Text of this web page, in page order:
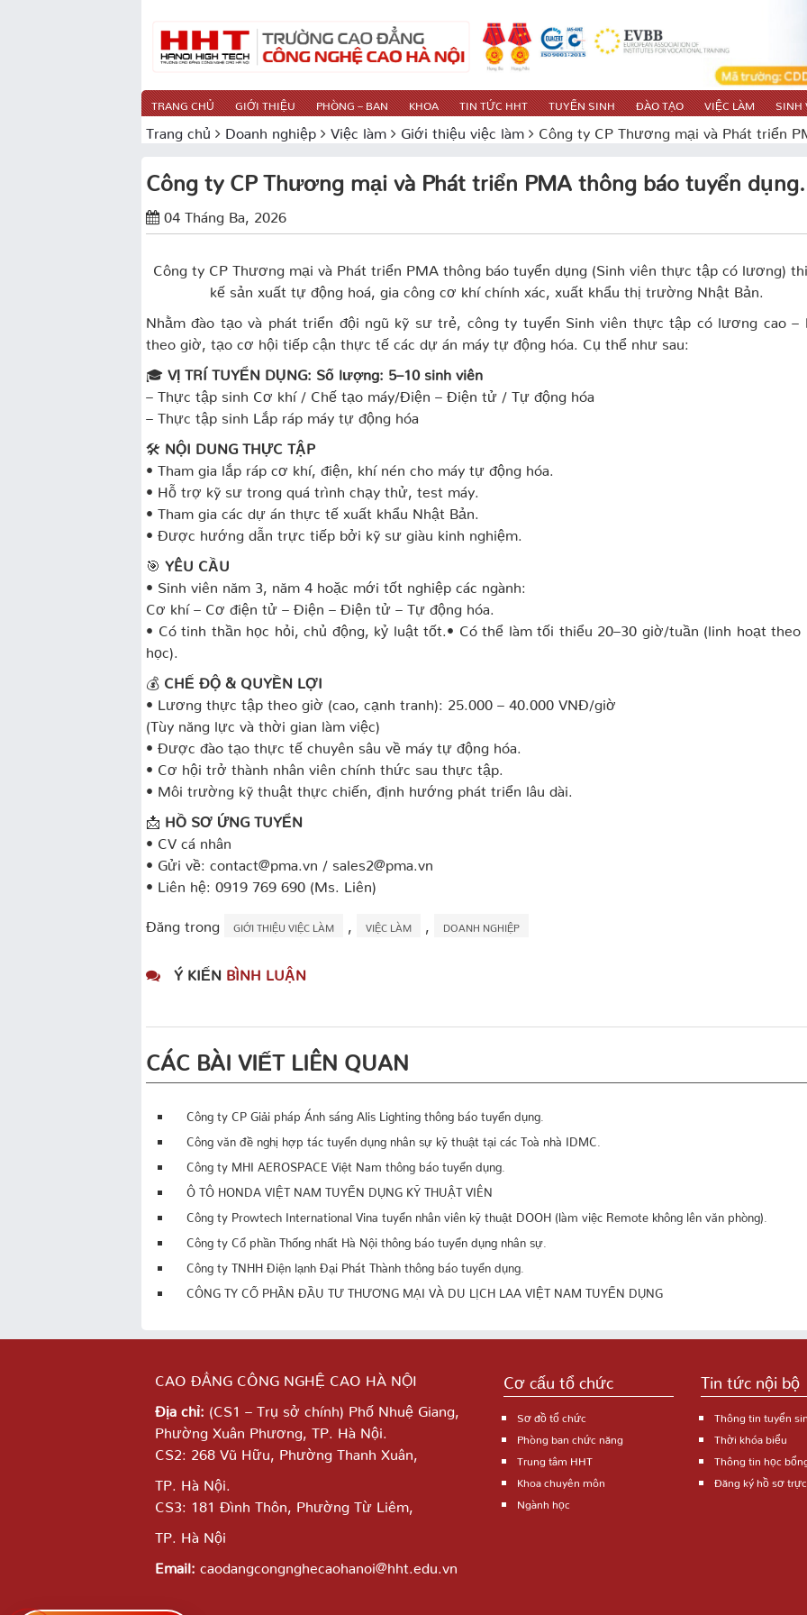
TRANG CHỦ GIỚI THIỆU PHÒNG – BAN KHOA TIN TỨC HHT TUYỂN SINH ĐÀO TẠO VIỆC LÀM SINH
Trang chủ Doanh nghiệp Việc làm Giới thiệu việc làm Công ty CP Thương mại và Phát triển
Công ty CP Thương mại và Phát triển PMA thông báo tuyển dụng.
04 Tháng Ba, 2026
Công ty CP Thương mại và Phát triển PMA thông báo tuyển dụng (Sinh viên thực tập có lương)
kế sản xuất tự động hoá, gia công cơ khí chính xác, xuất khẩu thị trường Nhật Bản.
Nhằm đào tạo và phát triển đội ngũ kỹ sư trẻ, công ty tuyển Sinh viên thực tập có lương cao –
theo giờ, tạo cơ hội tiếp cận thực tế các dự án máy tự động hóa. Cụ thể như sau:
🎓 VỊ TRÍ TUYỂN DỤNG: Số lượng: 5–10 sinh viên
– Thực tập sinh Cơ khí / Chế tạo máy/Điện – Điện tử / Tự động hóa
– Thực tập sinh Lắp ráp máy tự động hóa
🛠️ NỘI DUNG THỰC TẬP
• Tham gia lắp ráp cơ khí, điện, khí nén cho máy tự động hóa.
• Hỗ trợ kỹ sư trong quá trình chạy thử, test máy.
• Tham gia các dự án thực tế xuất khẩu Nhật Bản.
• Được hướng dẫn trực tiếp bởi kỹ sư giàu kinh nghiệm.
🎯 YÊU CẦU
• Sinh viên năm 3, năm 4 hoặc mới tốt nghiệp các ngành:
Cơ khí – Cơ điện tử – Điện – Điện tử – Tự động hóa.
• Có tinh thần học hỏi, chủ động, kỷ luật tốt.• Có thể làm tối thiểu 20–30 giờ/tuần (linh hoạt theo
học).
💰 CHẾ ĐỘ & QUYỀN LỢI
• Lương thực tập theo giờ (cao, cạnh tranh): 25.000 – 40.000 VNĐ/giờ
(Tùy năng lực và thời gian làm việc)
• Được đào tạo thực tế chuyên sâu về máy tự động hóa.
• Cơ hội trở thành nhân viên chính thức sau thực tập.
• Môi trường kỹ thuật thực chiến, định hướng phát triển lâu dài.
📩 HỒ SƠ ỨNG TUYỂN
• CV cá nhân
• Gửi về: contact@pma.vn / sales2@pma.vn
• Liên hệ: 0919 769 690 (Ms. Liên)
Đăng trong GIỚI THIỆU VIỆC LÀM VIỆC LÀM DOANH NGHIỆP
Ý KIẾN BÌNH LUẬN
CÁC BÀI VIẾT LIÊN QUAN
Công ty CP Giải pháp Ánh sáng Alis Lighting thông báo tuyển dụng.
Công văn đề nghị hợp tác tuyển dụng nhân sự kỹ thuật tại các Toà nhà IDMC.
Công ty MHI AEROSPACE Việt Nam thông báo tuyển dụng.
Ô TÔ HONDA VIỆT NAM TUYỂN DỤNG KỸ THUẬT VIÊN
Công ty Prowtech International Vina tuyển nhân viên kỹ thuật DOOH (làm việc Remote không lên văn phòng).
Công ty Cổ phần Thống nhất Hà Nội thông báo tuyển dụng nhân sự.
Công ty TNHH Điện lạnh Đại Phát Thành thông báo tuyển dụng.
CÔNG TY CỔ PHẦN ĐẦU TƯ THƯƠNG MẠI VÀ DU LỊCH LAA VIỆT NAM TUYỂN DỤNG
CAO ĐẲNG CÔNG NGHỆ CAO HÀ NỘI
Địa chỉ: (CS1 – Trụ sở chính) Phố Nhuệ Giang,
Phường Xuân Phương, TP. Hà Nội.
CS2: 268 Vũ Hữu, Phường Thanh Xuân,
TP. Hà Nội.
CS3: 181 Đình Thôn, Phường Từ Liêm,
TP. Hà Nội
Email: caodangcongnghecaohanoi@hht.edu.vn
Cơ cấu tổ chức
Sơ đồ tổ chức
Phòng ban chức năng
Trung tâm HHT
Khoa chuyên môn
Ngành học
Tin tức nội bộ
Thông tin tuyển
Thời khóa biểu
Thông tin học
Đăng ký hồ sơ